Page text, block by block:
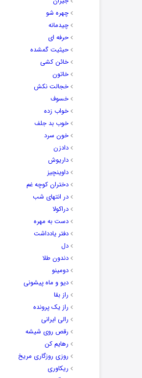
چهره شو
چیدمانه
حرفه ای
حیثیت گمشده
خائن کشی
خاتون
خجالت نکش
خسوف
خواب زده
خوب بد جلف
خون سرد
دادزن
داریوش
داوینچیز
دختران کوچه غم
در انتهای شب
دراکولا
دست به مهره
دفتر یادداشت
دل
دندون طلا
دومینو
دیو و ماه پیشونی
راز بقا
راز یک پرونده
رالی ایرانی
رقص روی شیشه
رهایم کن
روزی روزگاری مریخ
ریکاوری